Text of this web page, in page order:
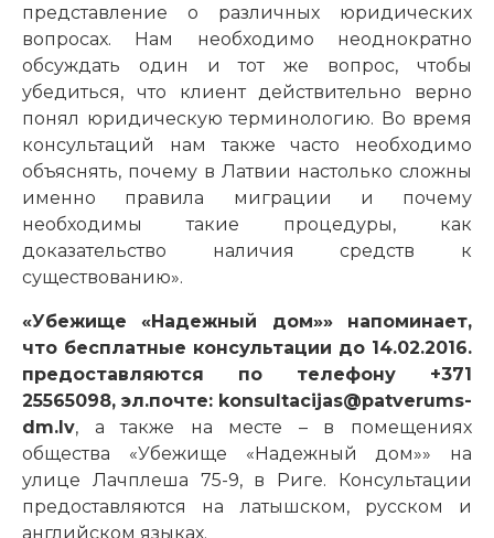
представление о различных юридических
вопросах. Нам необходимо неоднократно
обсуждать один и тот же вопрос, чтобы
убедиться, что клиент действительно верно
понял юридическую терминологию. Во время
консультаций нам также часто необходимо
объяснять, почему в Латвии настолько сложны
именно правила миграции и почему
необходимы такие процедуры, как
доказательство наличия средств к
существованию».
«Убежище «Надежный дом»» напоминает,
что бесплатные консультации до 14.02.2016.
предоставляются по телефону +371
25565098, эл.почте: konsultacijas@patverums-
dm.lv, а также на месте – в помещениях
общества «Убежище «Надежный дом»» на
улице Лачплеша 75-9, в Риге. Консультации
предоставляются на латышском, русском и
английском языках.